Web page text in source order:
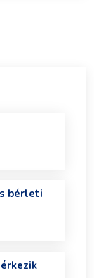
bérleti